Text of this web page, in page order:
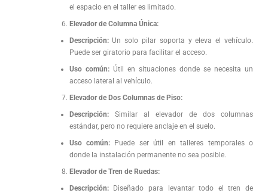
el espacio en el taller es limitado.
Elevador de Columna Única:
Descripción:Un solo pilar soporta y eleva el vehículo.
Puede ser giratorio para facilitar el acceso.
Uso común:Útil en situaciones donde se necesita un
acceso lateral al vehículo.
Elevador de Dos Columnas de Piso:
Descripción:Similar al elevador de dos columnas
estándar, pero no requiere anclaje en el suelo.
Uso común: Puede ser útil en talleres temporales o
donde la instalación permanente no sea posible.
Elevador de Tren de Ruedas:
Descripción:Diseñado para levantar todo el tren de